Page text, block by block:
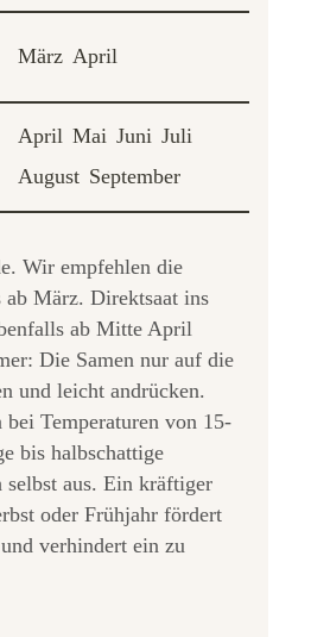
März April
April Mai Juni Juli
August September
Wir empfehlen die
März. Direktsaat ins
ab Mitte April
Die Samen nur auf die
und leicht andrücken.
Temperaturen von 15-
bis halbschattige
selbst aus. Ein kräftiger
oder Frühjahr fördert
verhindert ein zu